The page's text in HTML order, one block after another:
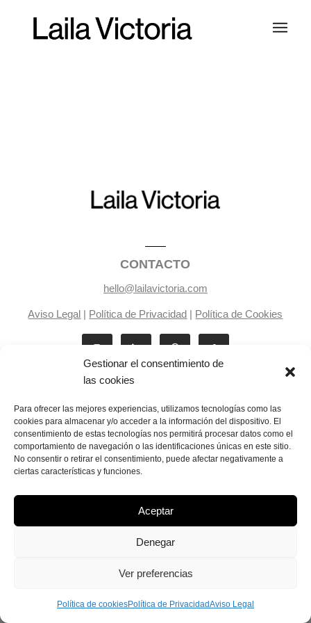
Gestionar el consentimiento de
las cookies
Para ofrecer las mejores experiencias, utilizamos tecnologías como las
cookies para almacenar y/o acceder a la información del dispositivo. El
consentimiento de estas tecnologías nos permitirá procesar datos como el
comportamiento de navegación o las identificaciones únicas en este sitio.
No consentir o retirar el consentimiento, puede afectar negativamente a
ciertas características y funciones.
Aceptar
Denegar
Ver preferencias
Política de cookiesPolítica de PrivacidadAviso Legal
CONTACTO
hello@lailavictoria.com
Aviso Legal | Política de Privacidad | Política de Cookies
Laila Victoria © copyright 2025